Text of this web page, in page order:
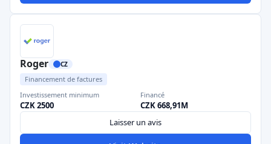
Roger CZ
Financement de factures
Investissement minimum
CZK 2500
Financé
CZK 668,91M
Laisser un avis